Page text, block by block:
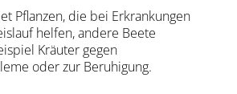
Pflanzen, die bei Erkrankungen
helfen, andere Beete
Kräuter gegen
oder zur Beruhigung.